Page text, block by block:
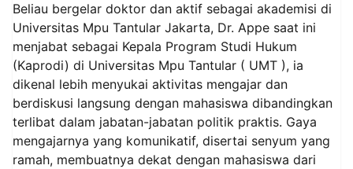
Beliau bergelar doktor dan aktif sebagai akademisi di
Universitas Mpu Tantular Jakarta, Dr. Appe saat ini
menjabat sebagai Kepala Program Studi Hukum
(Kaprodi) di Universitas Mpu Tantular ( UMT ), ia
dikenal lebih menyukai aktivitas mengajar dan
berdiskusi langsung dengan mahasiswa dibandingkan
terlibat dalam jabatan-jabatan politik praktis. Gaya
mengajarnya yang komunikatif, disertai senyum yang
ramah, membuatnya dekat dengan mahasiswa dari